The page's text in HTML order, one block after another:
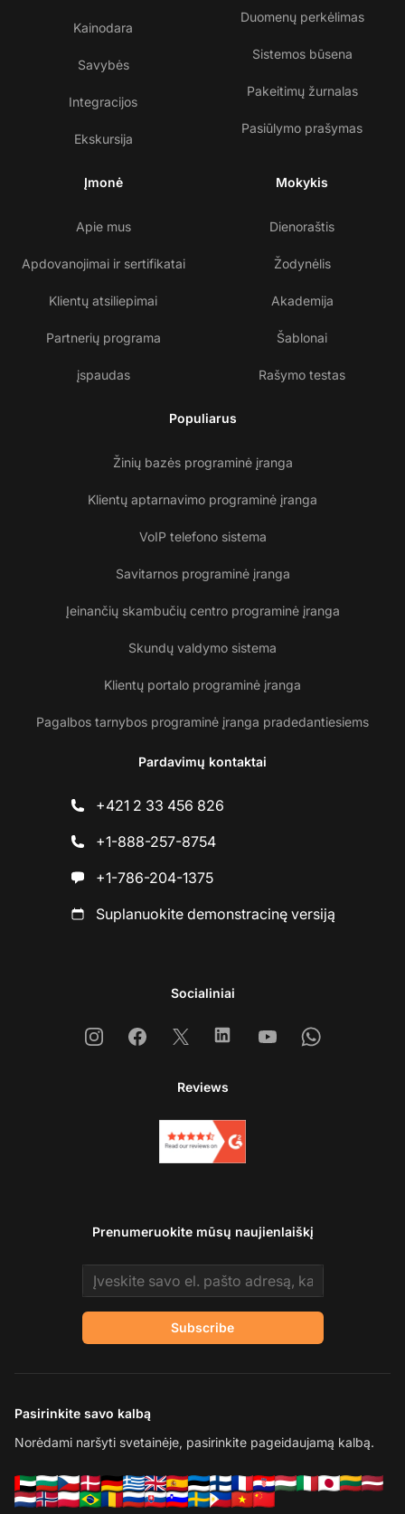
Kainodara
Savybės
Integracijos
Ekskursija
Duomenų perkėlimas
Sistemos būsena
Pakeitimų žurnalas
Pasiūlymo prašymas
Įmonė
Apie mus
Apdovanojimai ir sertifikatai
Klientų atsiliepimai
Partnerių programa
įspaudas
Mokykis
Dienoraštis
Žodynėlis
Akademija
Šablonai
Rašymo testas
Populiarus
Žinių bazės programinė įranga
Klientų aptarnavimo programinė įranga
VoIP telefono sistema
Savitarnos programinė įranga
Įeinančių skambučių centro programinė įranga
Skundų valdymo sistema
Klientų portalo programinė įranga
Pagalbos tarnybos programinė įranga pradedantiesiems
Pardavimų kontaktai
+421 2 33 456 826
+1-888-257-8754
+1-786-204-1375
Suplanuokite demonstracinę versiją
Socialiniai
InstagramFacebook
X LinkedinYoutubeWhatsapp
Reviews
Prenumeruokite mūsų naujienlaiškį
Email address
Subscribe
Pasirinkite savo kalbą
Norėdami naršyti svetainėje, pasirinkite pageidaujamą kalbą.